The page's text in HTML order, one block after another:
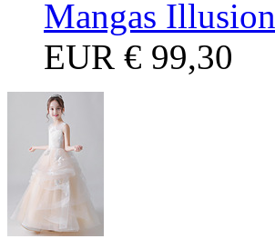
Mangas Illusion
EUR € 99,30